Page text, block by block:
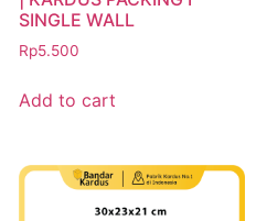
SINGLE WALL
Rp5.500
Add to cart